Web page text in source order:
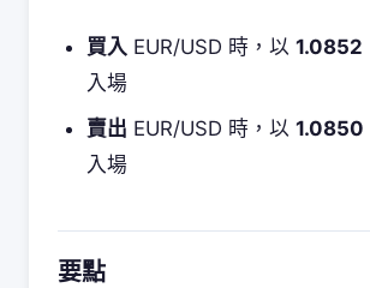
買入 EUR/USD 時，以 1.0852
入場
賣出 EUR/USD 時，以 1.0850
入場
要點